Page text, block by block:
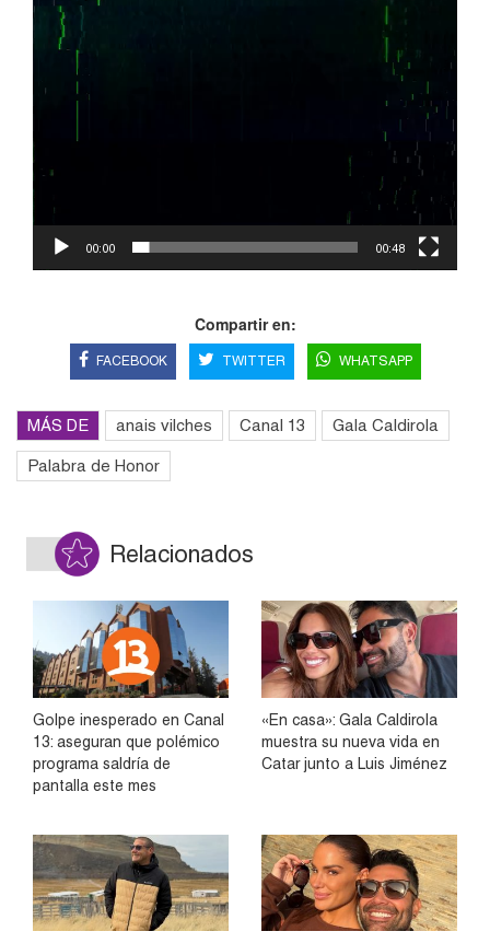
00:00 00:48
Compartir en:
FACEBOOK TWITTER WHATSAPP
MÁS DE anais vilches Canal 13 Gala Caldirola
Palabra de Honor
Relacionados
Golpe inesperado en Canal
13: aseguran que polémico
programa saldría de
pantalla este mes
«En casa»: Gala Caldirola
muestra su nueva vida en
Catar junto a Luis Jiménez